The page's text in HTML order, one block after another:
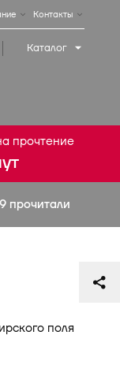
Контакты
Каталог
прочтение
прочитали